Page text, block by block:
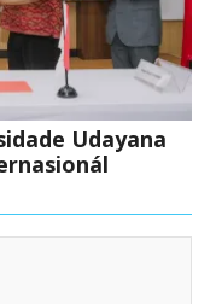
Udayana